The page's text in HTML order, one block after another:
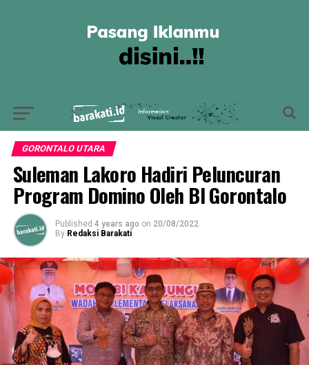
GORONTALO UTARA
Suleman Lakoro Hadiri Peluncuran
Program Domino Oleh BI Gorontalo
Published 4 years ago on 20/08/2022
By Redaksi Barakati